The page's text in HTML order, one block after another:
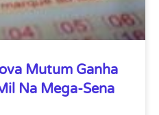
Mutum Ganha
Na Mega-Sena